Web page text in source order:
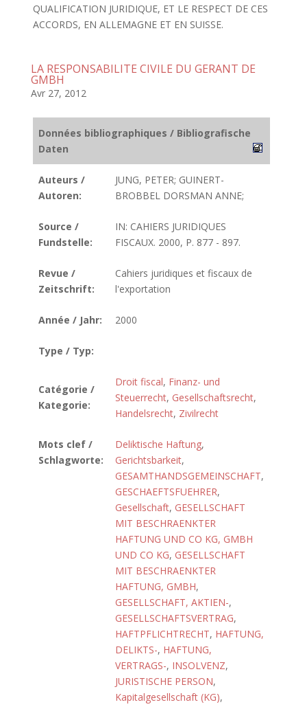
QUALIFICATION JURIDIQUE, ET LE RESPECT DE CES
ACCORDS, EN ALLEMAGNE ET EN SUISSE.
LA RESPONSABILITE CIVILE DU GERANT DE
GMBH
Avr 27, 2012
Données bibliographiques / Bibliografische
Daten
Auteurs /
Autoren:
JUNG, PETER; GUINERT-
BROBBEL DORSMAN ANNE;
Source /
Fundstelle:
IN: CAHIERS JURIDIQUES
FISCAUX. 2000, P. 877 - 897.
Revue /
Zeitschrift:
Cahiers juridiques et fiscaux de
l'exportation
Année / Jahr: 2000
Type / Typ:
Catégorie /
Kategorie:
Droit fiscal, Finanz- und
Steuerrecht, Gesellschaftsrecht,
Handelsrecht, Zivilrecht
Mots clef /
Schlagworte:
Deliktische Haftung,
Gerichtsbarkeit,
GESAMTHANDSGEMEINSCHAFT,
GESCHAEFTSFUEHRER,
Gesellschaft, GESELLSCHAFT
MIT BESCHRAENKTER
HAFTUNG UND CO KG, GMBH
UND CO KG, GESELLSCHAFT
MIT BESCHRAENKTER
HAFTUNG, GMBH,
GESELLSCHAFT, AKTIEN-,
GESELLSCHAFTSVERTRAG,
HAFTPFLICHTRECHT, HAFTUNG,
DELIKTS-, HAFTUNG,
VERTRAGS-, INSOLVENZ,
JURISTISCHE PERSON,
Kapitalgesellschaft (KG),